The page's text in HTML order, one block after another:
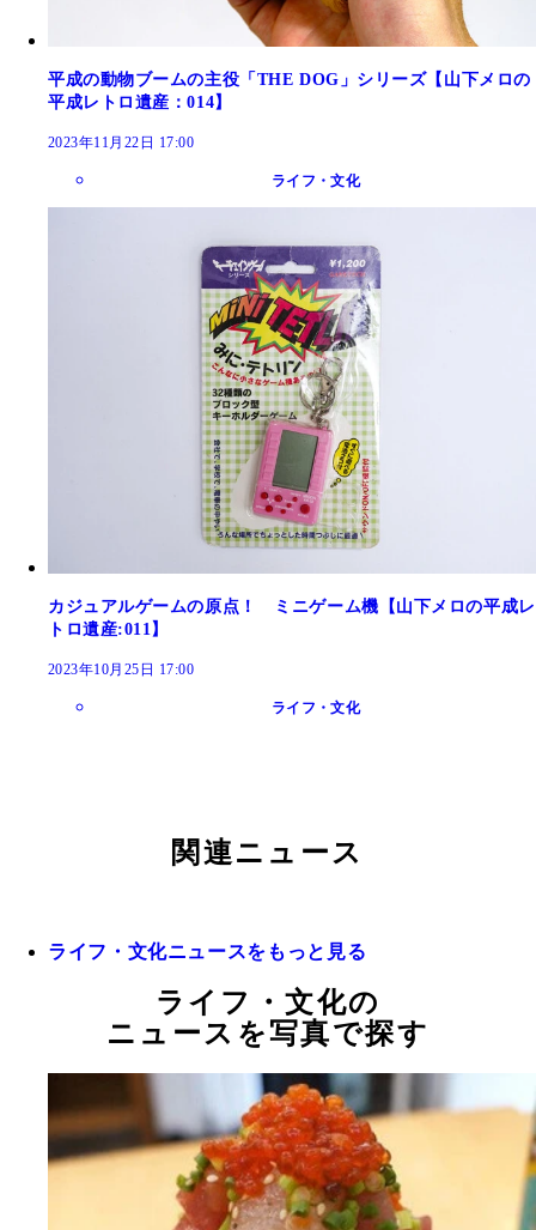
平成の動物ブームの主役「THE DOG」シリーズ【山下メロの
平成レトロ遺産：014】
2023年11月22日 17:00
ライフ・文化
カジュアルゲームの原点！ ミニゲーム機【山下メロの平成レ
トロ遺産:011】
2023年10月25日 17:00
ライフ・文化
関連ニュース
ライフ・文化ニュースをもっと見る
ライフ・文化の
ニュースを写真で探す